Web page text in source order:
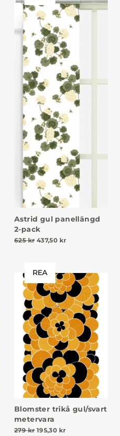
var: 995 kr.
priset är: 497,50 kr.
Astrid gul panellängd
2-pack
625kr Det ursprungliga priset
437,50 krDet nuvarande
var: 309 kr.
priset är: 216,30 kr.
REA
Blomster trikå gul/svart
metervara
279kr Det ursprungliga priset
195,30 krDet nuvarande